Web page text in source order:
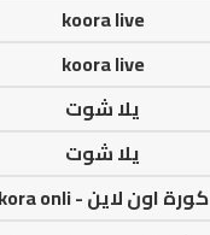
koora live
koora live
يلا شوت
يلا شوت
كورة اون لاين - kora onli